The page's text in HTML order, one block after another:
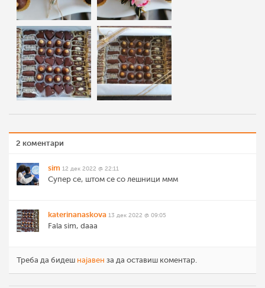
2 коментари
sim 12 дек 2022 @ 22:11
Супер се, штом се со лешници ммм
katerinanaskova 13 дек 2022 @ 09:05
Fala sim, daaa
Треба да бидеш најавен за да оставиш коментар.